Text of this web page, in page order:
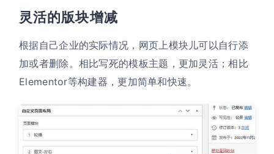
灵活的版块增减
根据自己企业的实际情况，网页上模块儿可以自行添
加或者删除。相比写死的模板主题，更加灵活；相比
Elementor等构建器，更加简单和快速。